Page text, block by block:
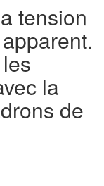
tension
la
de